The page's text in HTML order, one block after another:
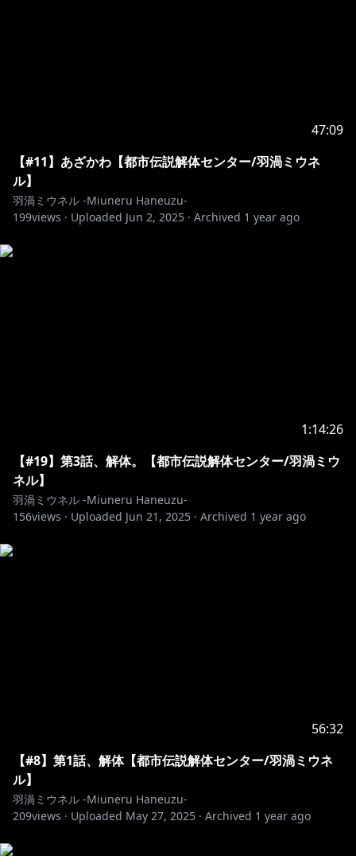
47:09
【#11】あざかわ【都市伝説解体センター/羽渦ミウネ
ル】
羽渦ミウネル -Miuneru Haneuzu-
199views · Uploaded Jun 2, 2025 · Archived 1 year ago
1:14:26
【#19】第3話、解体。【都市伝説解体センター/羽渦ミウ
ネル】
羽渦ミウネル -Miuneru Haneuzu-
156views · Uploaded Jun 21, 2025 · Archived 1 year ago
56:32
【#8】第1話、解体【都市伝説解体センター/羽渦ミウネ
ル】
羽渦ミウネル -Miuneru Haneuzu-
209views · Uploaded May 27, 2025 · Archived 1 year ago